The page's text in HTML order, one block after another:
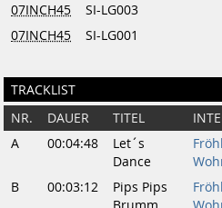
07INCH45
SI-LG003
07INCH45
SI-LG001
TRACKLIST
NR. DAUER TITEL
A
00:04:48
Let´s
Dance
B 00:03:12
Pips Pips